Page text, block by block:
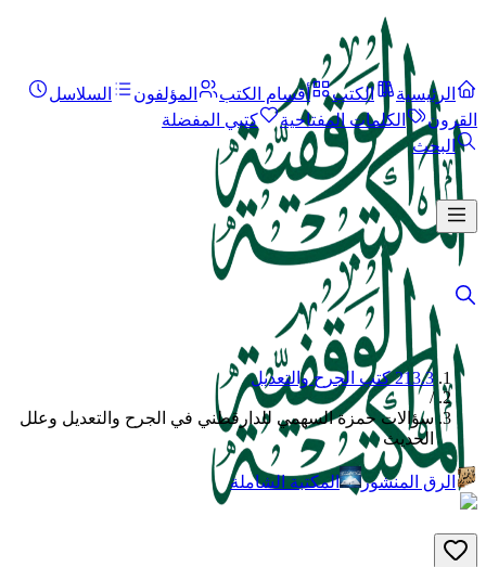
الرئيسية الكتب أقسام الكتب المؤلفون
السلاسل
القرون
الكلمات المفتاحية
كتبي المفضلة
البحث
213.3 كتب الجرح والتعديل
/
سؤالات حمزة السهمي للدارقطني في الجرح والتعديل وعلل
الحديث
الرق المنشور المكتبة الشاملة